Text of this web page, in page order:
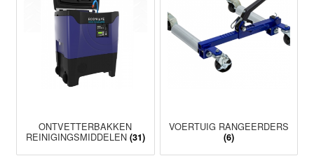
ONTVETTERBAKKEN
REINIGINGSMIDDELEN (31)
VOERTUIG RANGEERDERS
(6)